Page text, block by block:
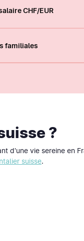
CHF/EUR
familiales
?
d'une vie sereine en
suisse.